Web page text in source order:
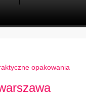
opakowania